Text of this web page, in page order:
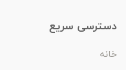
دسترسی سریع
خانه